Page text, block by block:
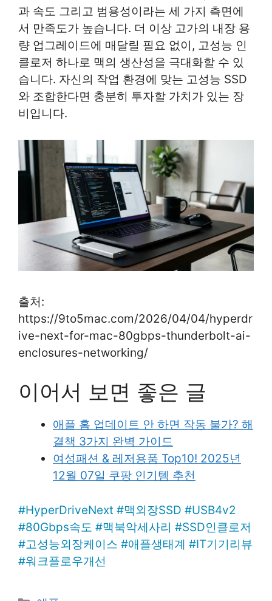
과 속도 그리고 범용성이라는 세 가지 측면에
서 만족도가 높습니다. 더 이상 고가의 내장 용
량 업그레이드에 매달릴 필요 없이, 고성능 인
클로저 하나로 맥의 생산성을 극대화할 수 있
습니다. 자신의 작업 환경에 맞는 고성능 SSD
와 조합한다면 충분히 투자할 가치가 있는 장
비입니다.
출처:
https://9to5mac.com/2026/04/04/hyperdr
ive-next-for-mac-80gbps-thunderbolt-ai-
enclosures-networking/
이어서 보면 좋은 글
애플 홈 업데이트 안 하면 작동 불가? 해
결책 3가지 완벽 가이드
여성패션 & 레저용품 Top10! 2025년
12월 07일 쿠팡 인기템 추천
#HyperDriveNext #맥외장SSD #USB4v2
#80Gbps속도 #맥북악세사리 #SSD인클로저
#고성능외장케이스 #애플생태계 #IT기기리뷰
#워크플로우개선